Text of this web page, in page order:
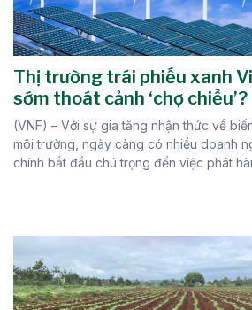
Thị trường trái phiếu xanh
sớm thoát cảnh ‘chợ chiều’?
(VNF) – Với sự gia tăng nhận thức về
môi trường, ngày càng có nhiều doanh
chính bắt đầu chú trọng đến việc phát